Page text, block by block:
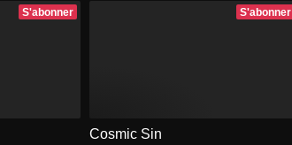
S'abonner S'abonner
Cosmic Sin